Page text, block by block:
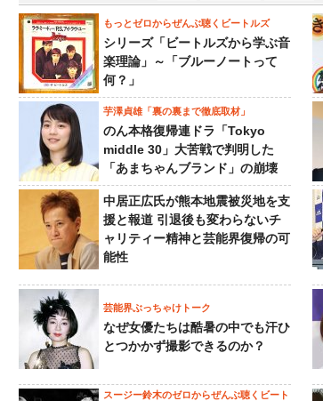
もっとゼロからぜんぶ聴くビートルズ
シリーズ「ビートルズから学ぶ音
楽理論」～「ブルーノートって
何？」
芋澤貞雄「裏の裏まで徹底取材」
のん本格復帰連ドラ「Tokyo
middle 30」大苦戦で判明した
「あまちゃんブランド」の崩壊
中居正広氏が熊本地震被災地を支
援と報道 引退後も変わらないチ
ャリティー精神と芸能界復帰の可
能性
芸能界ぶっちゃけトーク
なぜ女優たちは酷暑の中でも汗ひ
とつかかず撮影できるのか？
スージー鈴木のゼロからぜんぶ聴くビート